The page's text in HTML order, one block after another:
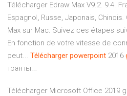
Télécharger Edraw Max V9.2. 9.4.
Espagnol, Russe, Japonais,
Max sur Mac: Suivez ces étapes
En fonction de votre vitesse de
peut... Télécharger powerpoint 2016
гранты...
Télécharger Microsoft Office 2019